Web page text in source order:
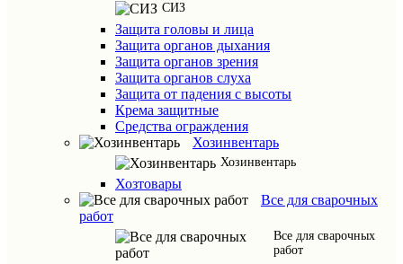
СИЗ
Защита головы и лица
Защита органов дыхания
Защита органов зрения
Защита органов слуха
Защита от падения с высоты
Крема защитные
Средства ограждения
Хозинвентарь
Хозинвентарь
Хозтовары
Все для сварочных
работ
Все для сварочных
работ